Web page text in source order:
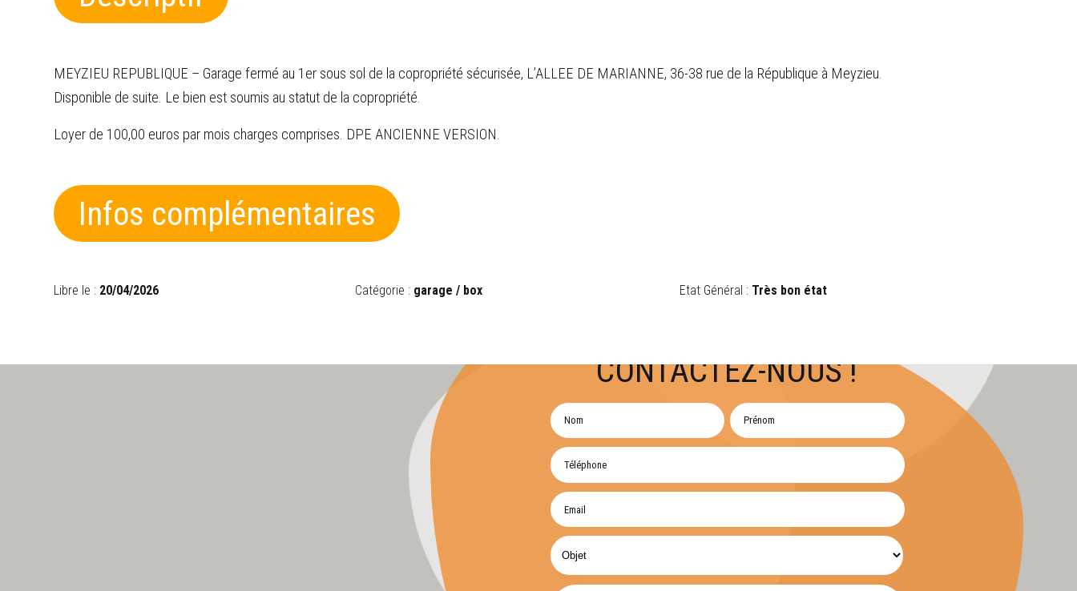
MEYZIEU REPUBLIQUE – Garage fermé au 1er sous sol de la copropriété sécurisée, L’ALLEE DE MARIANNE, 36-38 rue de la République à Meyzieu.
Disponible de suite. Le bien est soumis au statut de la copropriété.
Loyer de 100,00 euros par mois charges comprises. DPE ANCIENNE VERSION.
Infos complémentaires
Libre le : 20/04/2026 Catégorie : garage / box Etat Général : Très bon état
CONTACTEZ-NOUS !